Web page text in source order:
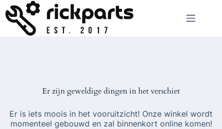
naar
de
inhoud
Er zijn geweldige dingen in het verschiet
Er is iets moois in het vooruitzicht! Onze winkel wordt
momenteel gebouwd en zal binnenkort online komen!